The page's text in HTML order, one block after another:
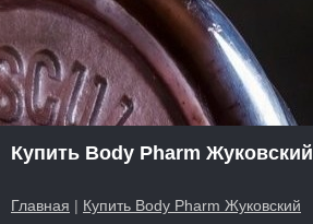
Купить Body Pharm Жуковский
Главная | Купить Body Pharm Жуковский